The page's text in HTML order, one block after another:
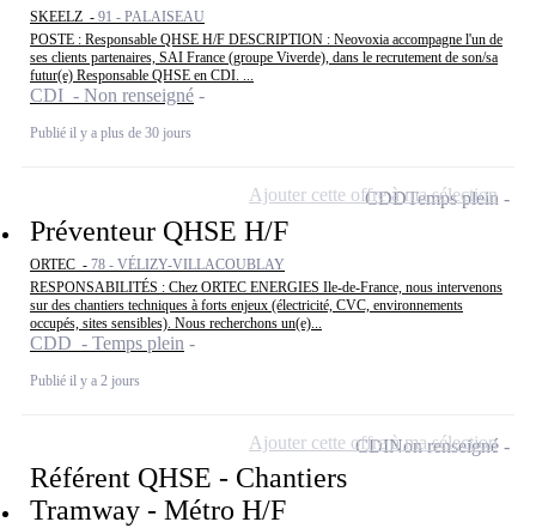
SKEELZ - 91 - PALAISEAU
POSTE : Responsable QHSE H/F DESCRIPTION : Neovoxia accompagne l'un de
ses clients partenaires, SAI France (groupe Viverde), dans le recrutement de son/sa
futur(e) Responsable QHSE en CDI. ...
CDI - Non renseigné
Publié il y a plus de 30 jours
Préventeur QHSE H/F
ORTEC - 78 - VÉLIZY-VILLACOUBLAY
RESPONSABILITÉS : Chez ORTEC ENERGIES Ile-de-France, nous intervenons
sur des chantiers techniques à forts enjeux (électricité, CVC, environnements
occupés, sites sensibles). Nous recherchons un(e)...
CDD - Temps plein
Publié il y a 2 jours
CDDTemps plein
Ajouter cette offre à ma sélection
Référent QHSE - Chantiers
Tramway - Métro H/F
CDINon renseigné
Ajouter cette offre à ma sélection